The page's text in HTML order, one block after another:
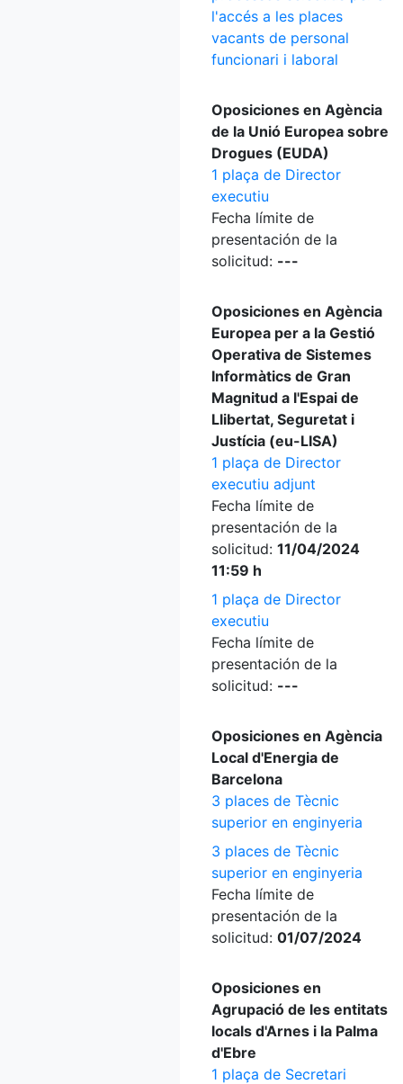
l'accés a les places
vacants de personal
funcionari i laboral
Oposiciones en Agència
de la Unió Europea sobre
Drogues (EUDA)
1 plaça de Director
executiu
Fecha límite de
presentación de la
solicitud: ---
Oposiciones en Agència
Europea per a la Gestió
Operativa de Sistemes
Informàtics de Gran
Magnitud a l'Espai de
Llibertat, Seguretat i
Justícia (eu-LISA)
1 plaça de Director
executiu adjunt
Fecha límite de
presentación de la
solicitud: 11/04/2024
11:59 h
1 plaça de Director
executiu
Fecha límite de
presentación de la
solicitud: ---
Oposiciones en Agència
Local d'Energia de
Barcelona
3 places de Tècnic
superior en enginyeria
3 places de Tècnic
superior en enginyeria
Fecha límite de
presentación de la
solicitud: 01/07/2024
Oposiciones en
Agrupació de les entitats
locals d'Arnes i la Palma
d'Ebre
1 plaça de Secretari